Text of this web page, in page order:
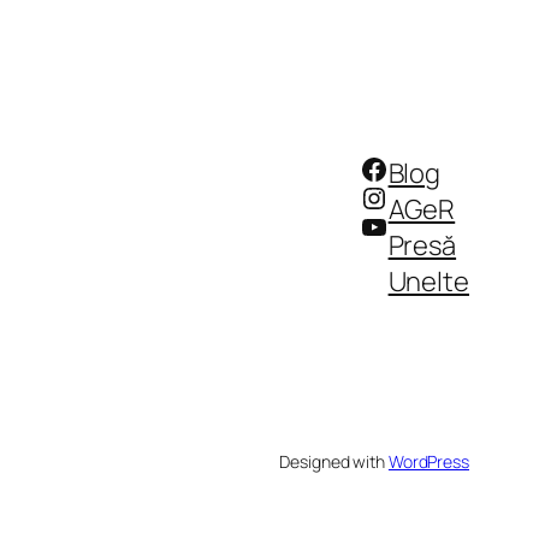
Facebook
Instagram
YouTube
Blog
AGeR
Presă
Unelte
Designed withWordPress